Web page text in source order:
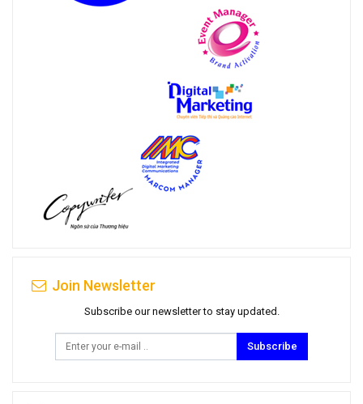
Join Newsletter
Subscribe our newsletter to stay updated.
Subscribe